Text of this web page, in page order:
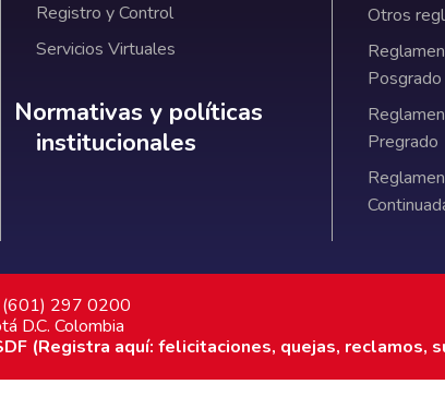
Registro y Control
Servicios Virtuales
Normativas y políticas
Normativas y políticas
institucionales
Otros
Posgrado
Pregrado
(601) 297 0200
D.C. Colombia
(Registra aquí: felicitaciones, quejas, reclamos,